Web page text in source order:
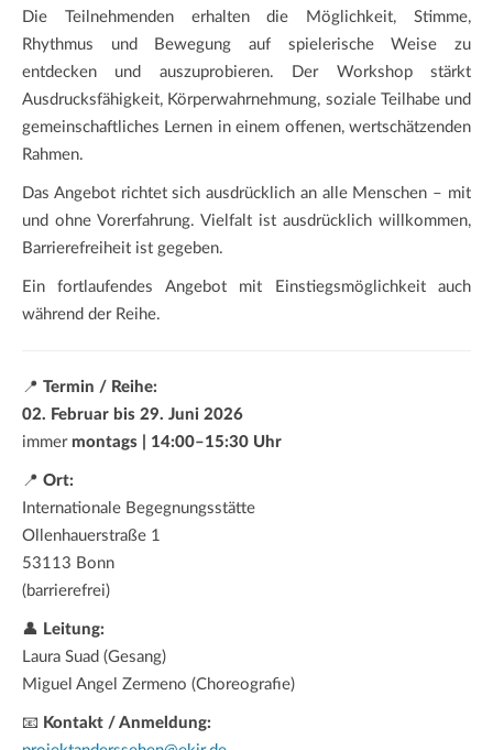
Die Teilnehmenden erhalten die Möglichkeit, Stimme,
Rhythmus und Bewegung auf spielerische Weise zu
entdecken und auszuprobieren. Der Workshop stärkt
Ausdrucksfähigkeit, Körperwahrnehmung, soziale Teilhabe und
gemeinschaftliches Lernen in einem offenen, wertschätzenden
Rahmen.
Das Angebot richtet sich ausdrücklich an alle Menschen – mit
und ohne Vorerfahrung. Vielfalt ist ausdrücklich willkommen,
Barrierefreiheit ist gegeben.
Ein fortlaufendes Angebot mit Einstiegsmöglichkeit auch
während der Reihe.
📍 Termin / Reihe:
02. Februar bis 29. Juni 2026
immer montags | 14:00–15:30 Uhr
📍 Ort:
Internationale Begegnungsstätte
Ollenhauerstraße 1
53113 Bonn
(barrierefrei)
👤 Leitung:
Laura Suad (Gesang)
Miguel Angel Zermeno (Choreografie)
📧 Kontakt / Anmeldung: